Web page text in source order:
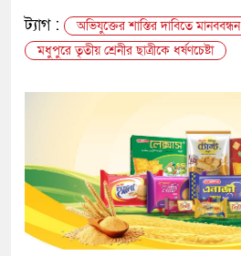
ট্যাগ :
অভিযুক্তের শাস্তির দাবিতে মানববন্ধন
মধুপুরে তৃতীয় শ্রেনীর ছাত্রীকে ধর্ষণচেষ্টা